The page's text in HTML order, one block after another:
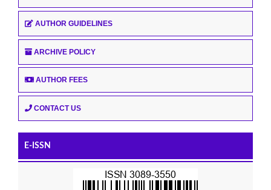
AUTHOR GUIDELINES
ARCHIVE POLICY
AUTHOR FEES
CONTACT US
E-ISSN